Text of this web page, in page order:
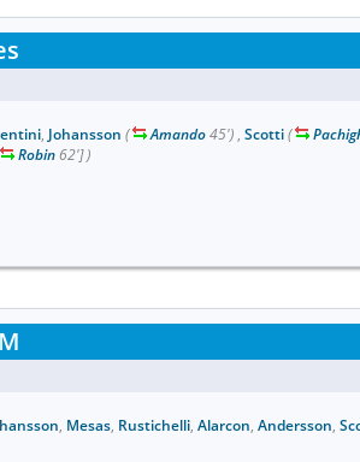
, Johansson ( Amando45') , Scotti(
Robin62'])
, Mesas, Rustichelli, Alarcon, Andersson,